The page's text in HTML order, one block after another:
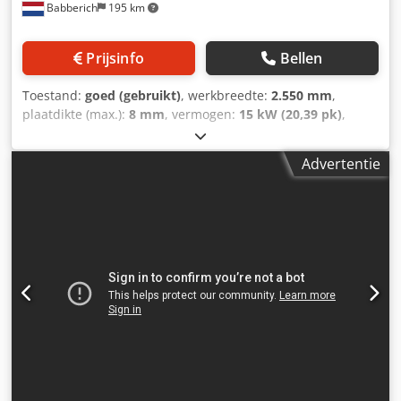
Babberich 195 km
Prijsinfo Bellen
Toestand: goed (gebruikt), werkbreedte: 2.550 mm,
plaatdikte (max.): 8 mm, vermogen: 15 kW (20,39 pk),
Knipmachine SAFAN - HT 255-8 MACH-ID 9237 Merk:
SAFAN Type: HT 255-8 Besturing: ARA TOUCHSCREEN
Touchscreen backgauge Max. plaatdikte: 8mm Max.
Hoogte: 2150mm Gewicht: 8900kg
Advertentie